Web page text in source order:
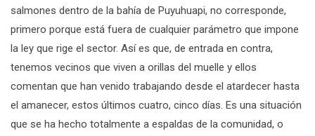
salmones dentro de la bahía de Puyuhuapi, no corresponde,
primero porque está fuera de cualquier parámetro que impone
la ley que rige el sector. Así es que, de entrada en contra,
tenemos vecinos que viven a orillas del muelle y ellos
comentan que han venido trabajando desde el atardecer hasta
el amanecer, estos últimos cuatro, cinco días. Es una situación
que se ha hecho totalmente a espaldas de la comunidad, o